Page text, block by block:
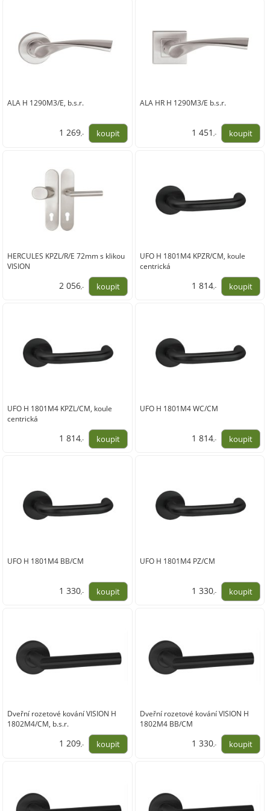
ALA H 1290M3/E, b.s.r.
1 269,-
ALA HR H 1290M3/E b.s.r.
1 451 ,-
HERCULES KPZL/R/E 72mm s klikou
VISION
2 056,-
UFO H 1801M4 KPZR/CM, koule
centrická
1 814,-
UFO H 1801M4 KPZL/CM, koule
centrická
1 814,-
UFO H 1801M4 WC/CM
1 814,-
UFO H 1801M4 BB/CM
1 330,-
UFO H 1801M4 PZ/CM
1 330,-
Dveřní rozetové kování VISION H
1802M4/CM, b.s.r.
1 209,-
Dveřní rozetové kování VISION H
1802M4 BB/CM
1 330,-